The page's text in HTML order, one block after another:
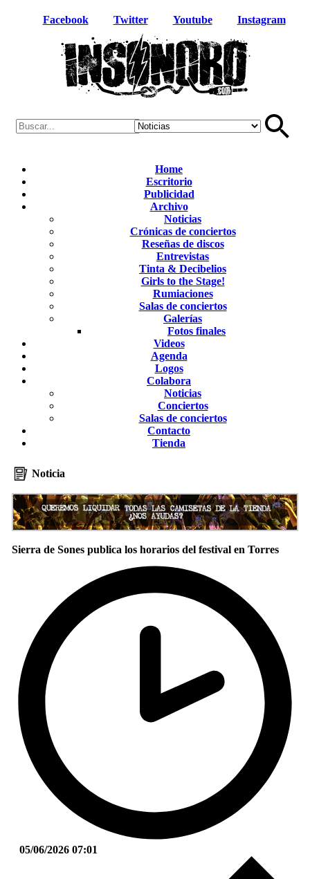
Facebook Twitter Youtube Instagram
Home
Escritorio
Publicidad
Archivo
Noticias
Crónicas de conciertos
Reseñas de discos
Entrevistas
Tinta & Decibelios
Girls to the Stage!
Rumiaciones
Salas de conciertos
Galerías
Fotos finales
Videos
Agenda
Logos
Colabora
Noticias
Conciertos
Salas de conciertos
Contacto
Tienda
Noticia
Sierra de Sones publica los horarios del festival en Torres
05/06/2026 07:01